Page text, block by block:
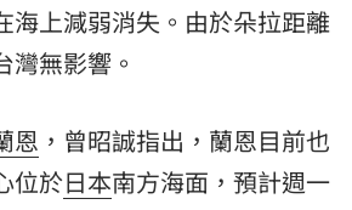
海上減弱消失。由於朵拉距離
灣無影響。
恩 ，曾昭誠指出，蘭恩目前也
位於日本南方海面，預計週一